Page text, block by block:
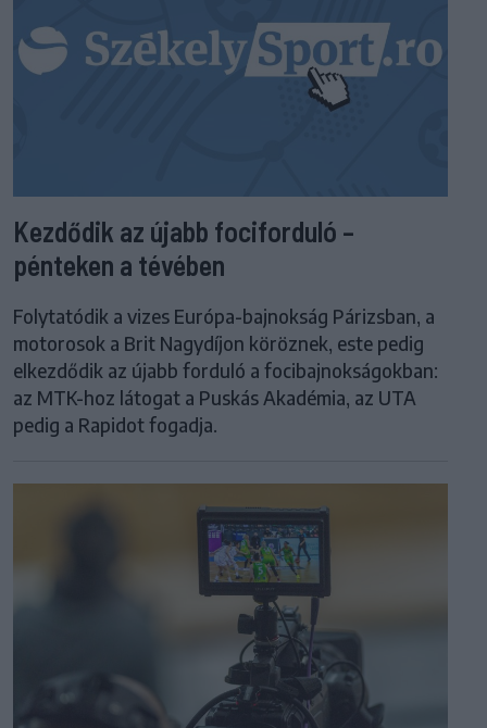
Kezdődik az újabb fociforduló –
pénteken a tévében
Folytatódik a vizes Európa-bajnokság Párizsban, a
motorosok a Brit Nagydíjon köröznek, este pedig
elkezdődik az újabb forduló a focibajnokságokban:
az MTK-hoz látogat a Puskás Akadémia, az UTA
pedig a Rapidot fogadja.